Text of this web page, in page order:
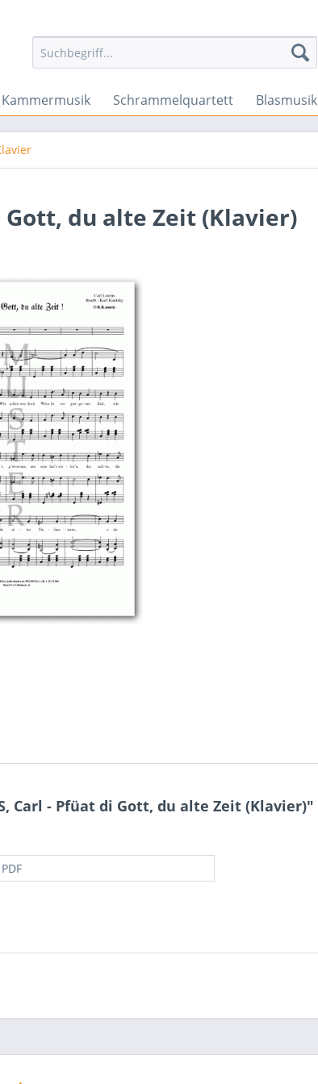
Kammermusik Schrammelquartett Blasmusik
Gott, du alte Zeit (Klavier)
Carl - Pfüat di Gott, du alte Zeit (Klavier)"
PDF